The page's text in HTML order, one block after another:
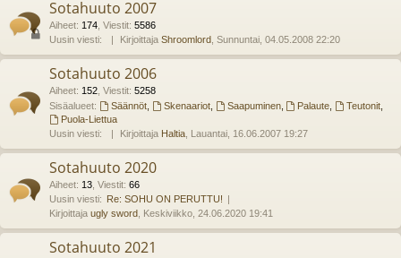
Sotahuuto 2007
Aiheet: 174 Viestit: 5586
Uusin viesti:
Kirjoittaja Shroomlord , Sunnuntai, 04.05.2008 22:20
Sotahuuto 2006
Aiheet: 152 Viestit: 5258
Sisäalueet:
Säännöt, Skenaariot, Saapuminen, Palaute Teutonit
Puola-Liettua
Uusin viesti:
Kirjoittaja Haltia , Lauantai, 16.06.2007 19:27
Sotahuuto 2020
Aiheet: 13 Viestit: 66
Uusin viesti: Re: SOHU ON PERUTTU!
Kirjoittaja ugly sword , Keskiviikko, 24.06.2020 19:41
Sotahuuto 2021